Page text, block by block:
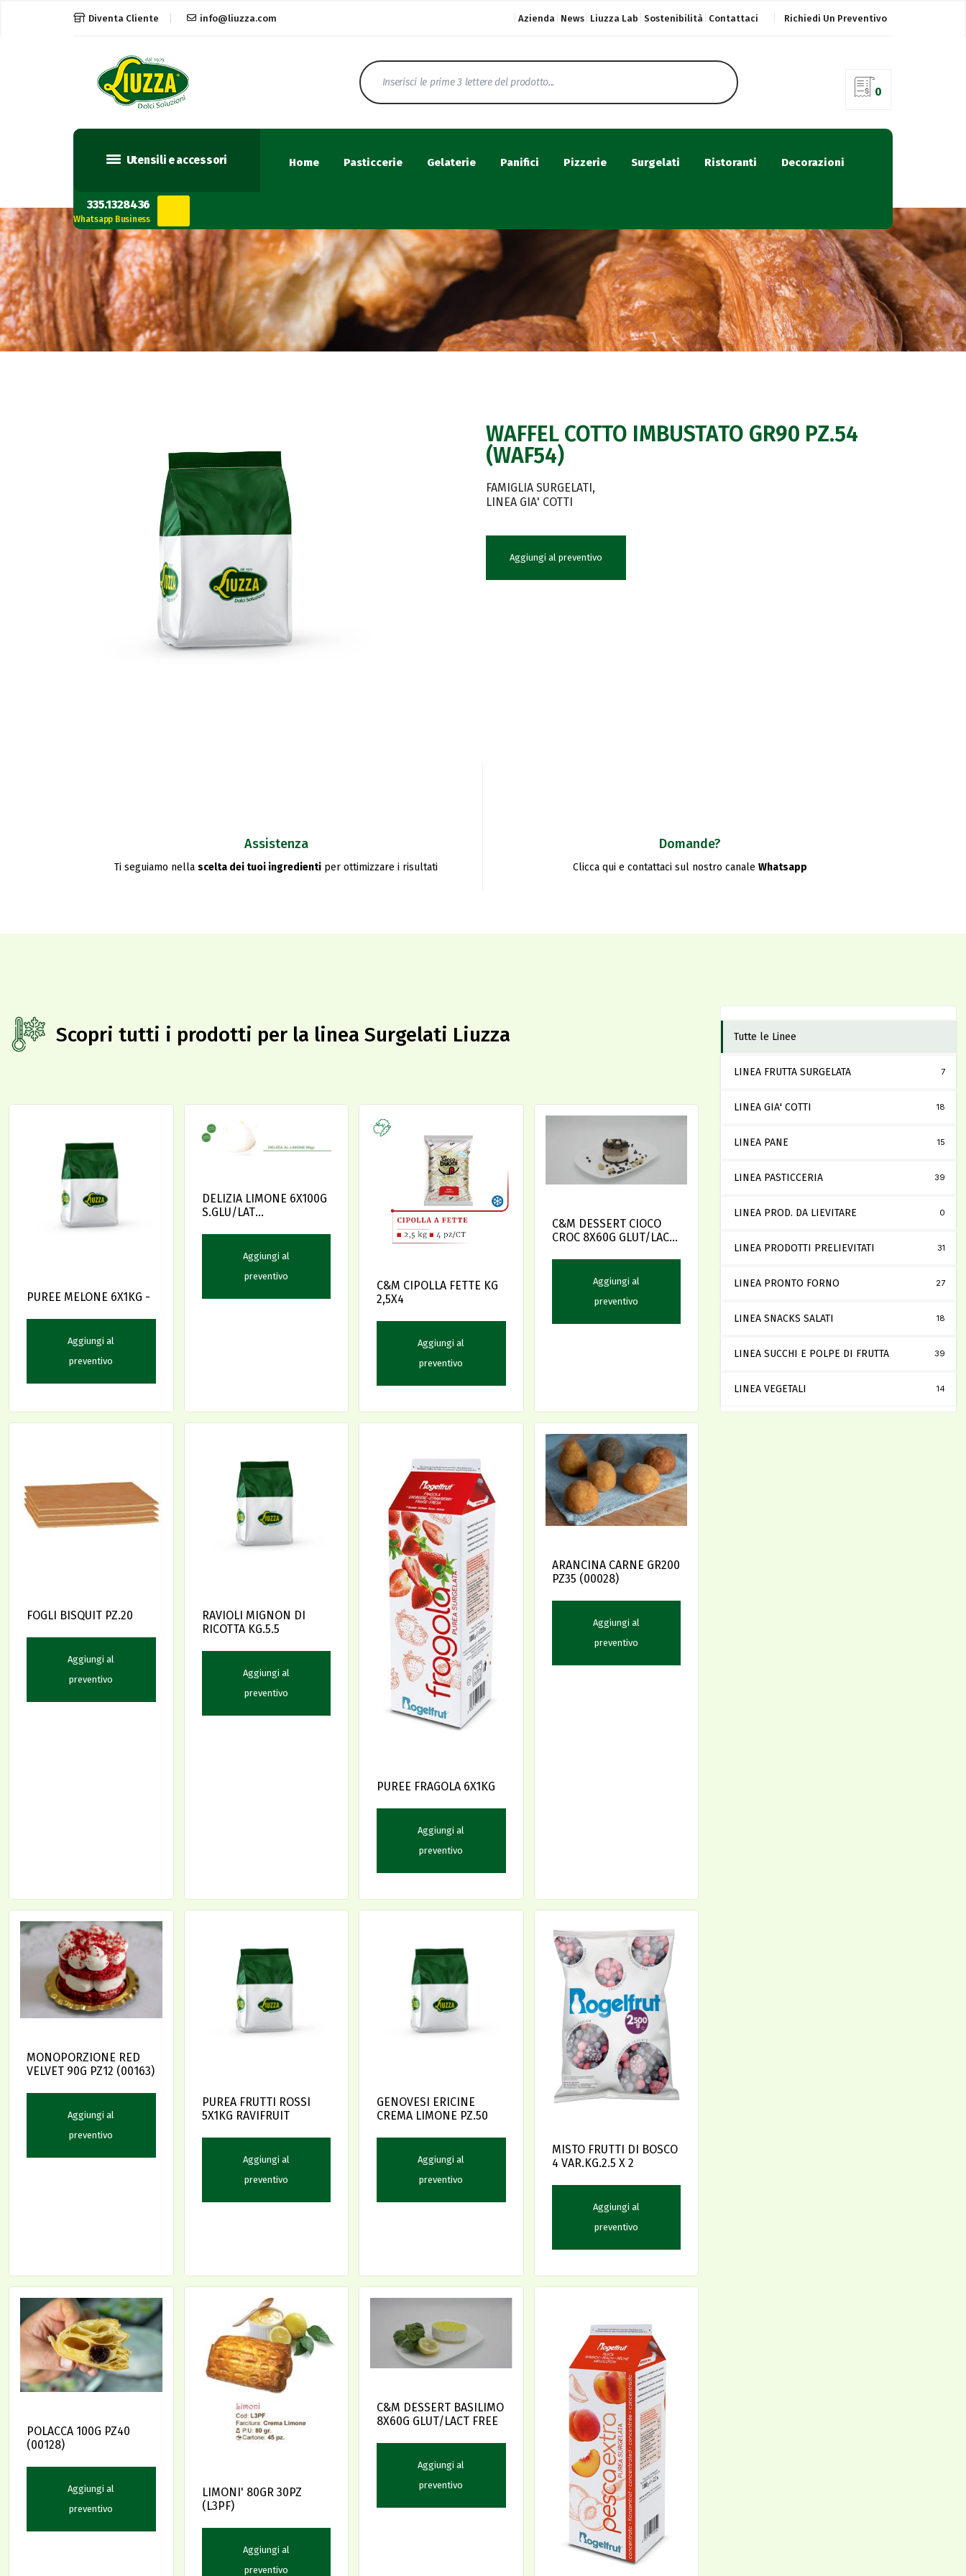
Diventa Cliente info@liuzza.com Azienda News Liuzza Lab Sostenibilità Contattaci Richiedi Un Preventivo
0
Utensili e accessori Home Pasticcerie Gelaterie Panifici Pizzerie Surgelati Ristoranti Decorazioni
335.1328436
Whatsapp Business
WAFFEL COTTO IMBUSTATO GR90 PZ.54
(WAF54)
FAMIGLIA SURGELATI
LINEA GIA' COTTI
Aggiungi al preventivo
Assistenza
Ti seguiamo nella scelta dei tuoi ingredienti per ottimizzare i risultati
Domande?
Clicca qui e contattaci sul nostro canale Whatsapp
Scopri tutti i prodotti per la linea Surgelati Liuzza
PUREE MELONE 6X1KG -
Aggiungi al
preventivo
DELIZIA LIMONE 6X100G
S.GLU/LAT
Aggiungi al
preventivo
C&M CIPOLLA FETTE KG
2,5X4
Aggiungi al
preventivo
C&M DESSERT CIOCO
CROC 8X60G GLUT/LACT
Aggiungi al
preventivo
FOGLI BISQUIT PZ.20
Aggiungi al
preventivo
RAVIOLI MIGNON DI
RICOTTA KG.5.5
Aggiungi al
preventivo
PUREE FRAGOLA 6X1KG
Aggiungi al
preventivo
ARANCINA CARNE GR200
PZ35 (00028)
Aggiungi al
preventivo
MONOPORZIONE RED
VELVET 90G PZ12 (00163)
Aggiungi al
preventivo
PUREA FRUTTI ROSSI
5X1KG RAVIFRUIT
Aggiungi al
preventivo
GENOVESI ERICINE
CREMA LIMONE PZ.50
Aggiungi al
preventivo
MISTO FRUTTI DI BOSCO
4 VAR.KG.2.5 X 2
Aggiungi al
preventivo
POLACCA 100G PZ40
(00128)
Aggiungi al
preventivo
LIMONI' 80GR 30PZ
(L3PF)
Aggiungi al
preventivo
C&M DESSERT BASILIMO
8X60G GLUT/LACT FREE
Aggiungi al
preventivo
Tutte le Linee
LINEA FRUTTA SURGELATA 7
LINEA GIA' COTTI 18
LINEA PANE 15
LINEA PASTICCERIA 39
LINEA PROD. DA LIEVITARE 0
LINEA PRODOTTI PRELIEVITATI 31
LINEA PRONTO FORNO 27
LINEA SNACKS SALATI 18
LINEA SUCCHI E POLPE DI FRUTTA 39
LINEA VEGETALI 14